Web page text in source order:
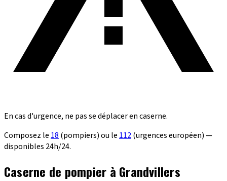
En cas d'urgence, ne pas se déplacer en caserne.
Composez le 18 (pompiers) ou le 112(urgences européen) —
disponibles 24h/24.
Caserne de pompier à Grandvillers